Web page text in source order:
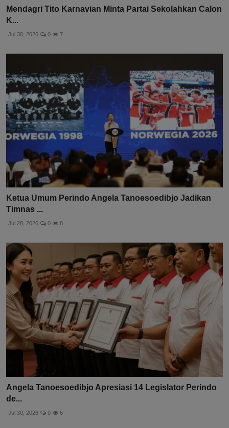
Mendagri Tito Karnavian Minta Partai Sekolahkan Calon
K...
Jul 30, 2026 0 7
Ketua Umum Perindo Angela Tanoesoedibjo Jadikan
Timnas ...
Jul 28, 2026 0 8
Angela Tanoesoedibjo Apresiasi 14 Legislator Perindo
de...
Jul 30, 2026 0 6